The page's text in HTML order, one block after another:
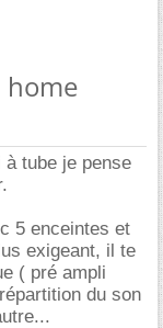
home
tube je pense
5 enceintes et
exigeant, il te
( pré ampli
du son